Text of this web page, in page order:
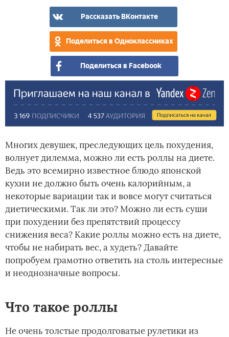
Рассказать ВКонтакте
Поделиться в Одноклассниках
Поделиться в Facebook
Многих девушек, преследующих цель похудения,
волнует дилемма, можно ли есть роллы на диете.
Ведь это всемирно известное блюдо японской
кухни не должно быть очень калорийным, а
некоторые вариации так и вовсе могут считаться
диетическими. Так ли это? Можно ли есть суши
при похудении без препятствий процессу
снижения веса? Какие роллы можно есть на диете,
чтобы не набирать вес, а худеть? Давайте
попробуем грамотно ответить на столь интересные
и неоднозначные вопросы.
Что такое роллы
Не очень толстые продолговатые рулетики из